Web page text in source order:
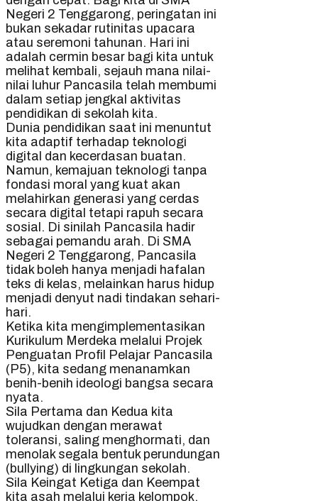
Negeri 2 Tenggarong, peringatan ini
bukan sekadar rutinitas upacara
atau seremoni tahunan. Hari ini
adalah cermin besar bagi kita untuk
melihat kembali, sejauh mana nilai-
nilai luhur Pancasila telah membumi
dalam setiap jengkal aktivitas
pendidikan di sekolah kita.
Dunia pendidikan saat ini menuntut
kita adaptif terhadap teknologi
digital dan kecerdasan buatan.
Namun, kemajuan teknologi tanpa
fondasi moral yang kuat akan
melahirkan generasi yang cerdas
secara digital tetapi rapuh secara
sosial. Di sinilah Pancasila hadir
sebagai pemandu arah. Di SMA
Negeri 2 Tenggarong, Pancasila
tidak boleh hanya menjadi hafalan
teks di kelas, melainkan harus hidup
menjadi denyut nadi tindakan sehari-
hari.
Ketika kita mengimplementasikan
Kurikulum Merdeka melalui Projek
Penguatan Profil Pelajar Pancasila
(P5), kita sedang menanamkan
benih-benih ideologi bangsa secara
nyata.
Sila Pertama dan Kedua kita
wujudkan dengan merawat
toleransi, saling menghormati, dan
menolak segala bentuk perundungan
(bullying) di lingkungan sekolah.
Sila Keingat Ketiga dan Keempat
kita asah melalui kerja kelompok,